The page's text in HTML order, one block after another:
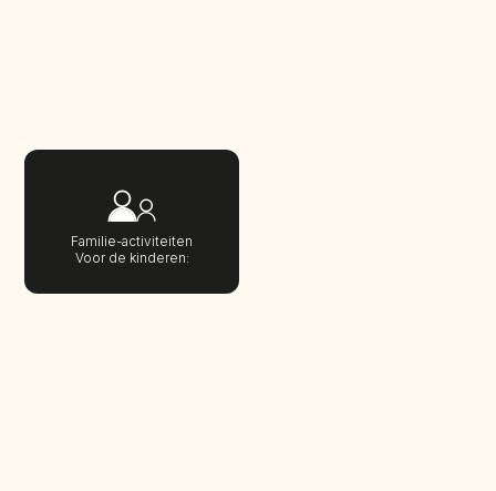
Familie-activiteiten
Voor de kinderen: